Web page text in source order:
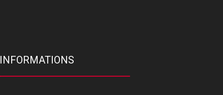
INFORMATIONS